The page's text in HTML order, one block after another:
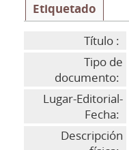
Etiquetado
Título :
Tipo de
documento:
Lugar-Editorial-
Fecha:
Descripción